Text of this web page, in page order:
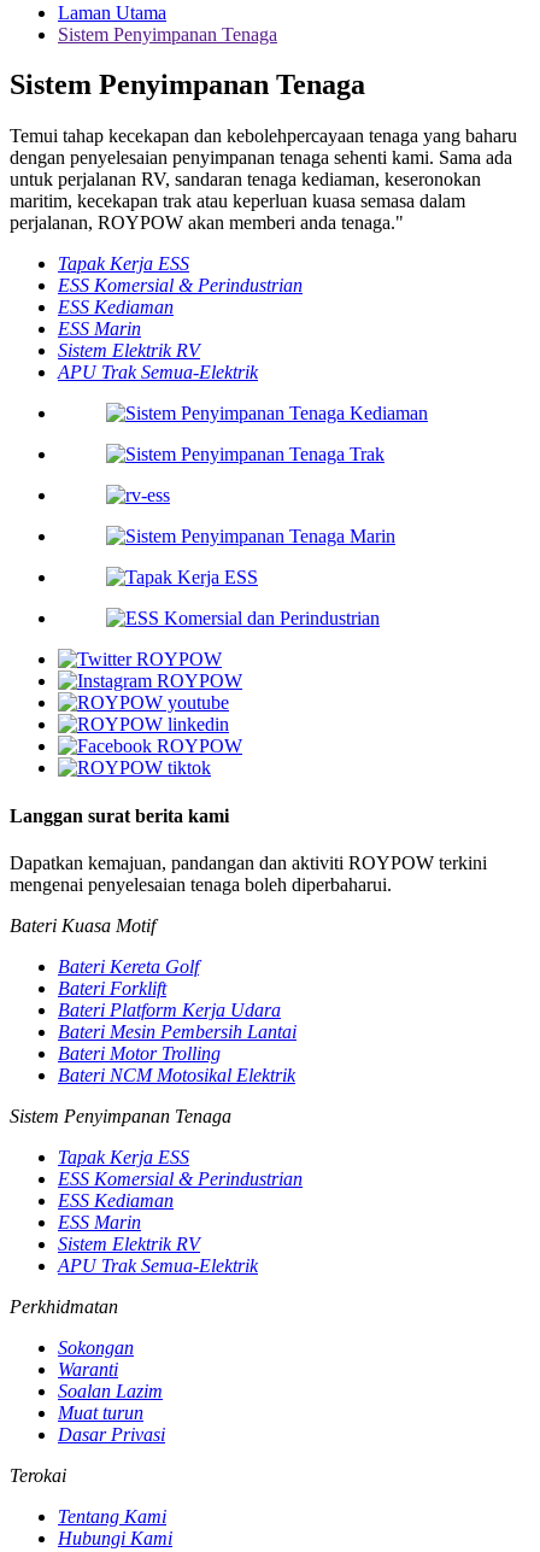
Laman Utama
Sistem Penyimpanan Tenaga
Sistem Penyimpanan Tenaga
Temui tahap kecekapan dan kebolehpercayaan tenaga yang baharu
dengan penyelesaian penyimpanan tenaga sehenti kami. Sama ada
untuk perjalanan RV, sandaran tenaga kediaman, keseronokan
maritim, kecekapan trak atau keperluan kuasa semasa dalam
perjalanan, ROYPOW akan memberi anda tenaga."
Tapak Kerja ESS
ESS Komersial & Perindustrian
ESS Kediaman
ESS Marin
Sistem Elektrik RV
APU Trak Semua-Elektrik
Langgan surat berita kami
Dapatkan kemajuan, pandangan dan aktiviti ROYPOW terkini
mengenai penyelesaian tenaga boleh diperbaharui.
Bateri Kuasa Motif
Bateri Kereta Golf
Bateri Forklift
Bateri Platform Kerja Udara
Bateri Mesin Pembersih Lantai
Bateri Motor Trolling
Bateri NCM Motosikal Elektrik
Sistem Penyimpanan Tenaga
Tapak Kerja ESS
ESS Komersial & Perindustrian
ESS Kediaman
ESS Marin
Sistem Elektrik RV
APU Trak Semua-Elektrik
Perkhidmatan
Sokongan
Waranti
Soalan Lazim
Muat turun
Dasar Privasi
Terokai
Tentang Kami
Hubungi Kami